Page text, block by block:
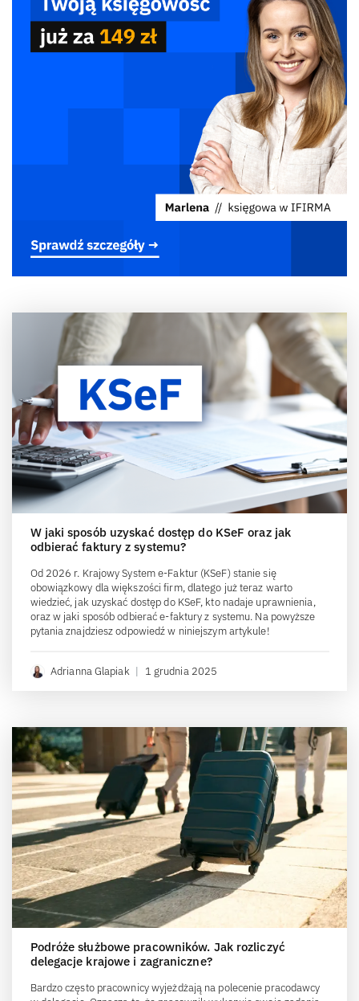
W jaki sposób uzyskać dostęp do KSeF oraz jak
odbierać faktury z systemu?
Od 2026 r. Krajowy System e-Faktur (KSeF) stanie się
obowiązkowy dla większości firm, dlatego już teraz warto
wiedzieć, jak uzyskać dostęp do KSeF, kto nadaje uprawnienia,
oraz w jaki sposób odbierać e-faktury z systemu. Na powyższe
pytania znajdziesz odpowiedź w niniejszym artykule!
Adrianna Glapiak | 1 grudnia 2025
Podróże służbowe pracowników. Jak rozliczyć
delegacje krajowe i zagraniczne?
Bardzo często pracownicy wyjeżdżają na polecenie pracodawcy